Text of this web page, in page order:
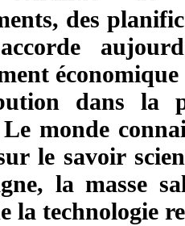
des
dans la
monde
le savoir
la masse
la technologie